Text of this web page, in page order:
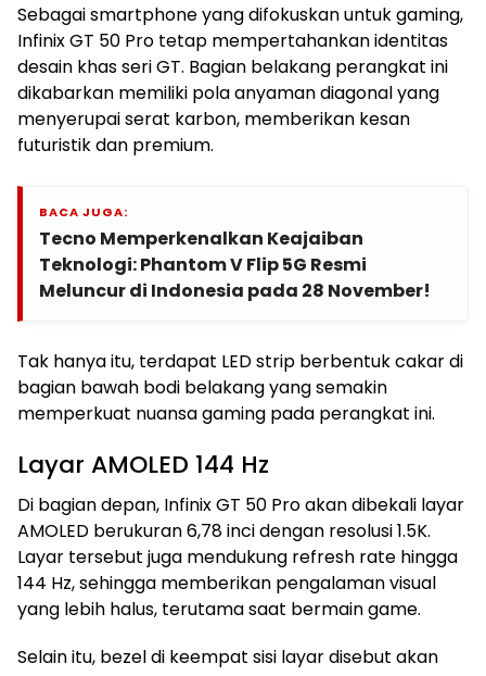
Sebagai smartphone yang difokuskan untuk gaming,
Infinix GT 50 Pro tetap mempertahankan identitas
desain khas seri GT. Bagian belakang perangkat ini
dikabarkan memiliki pola anyaman diagonal yang
menyerupai serat karbon, memberikan kesan
futuristik dan premium.
BACA JUGA:
Tecno Memperkenalkan Keajaiban
Teknologi: Phantom V Flip 5G Resmi
Meluncur di Indonesia pada 28 November!
Tak hanya itu, terdapat LED strip berbentuk cakar di
bagian bawah bodi belakang yang semakin
memperkuat nuansa gaming pada perangkat ini.
Layar AMOLED 144 Hz
Di bagian depan, Infinix GT 50 Pro akan dibekali layar
AMOLED berukuran 6,78 inci dengan resolusi 1.5K.
Layar tersebut juga mendukung refresh rate hingga
144 Hz, sehingga memberikan pengalaman visual
yang lebih halus, terutama saat bermain game.
Selain itu, bezel di keempat sisi layar disebut akan